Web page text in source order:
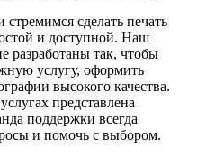
сделать печать
и доступной. Наш
разработаны так, чтобы
услугу, оформить
высокого качества.
представлена
поддержки всегда
и помочь с выбором.